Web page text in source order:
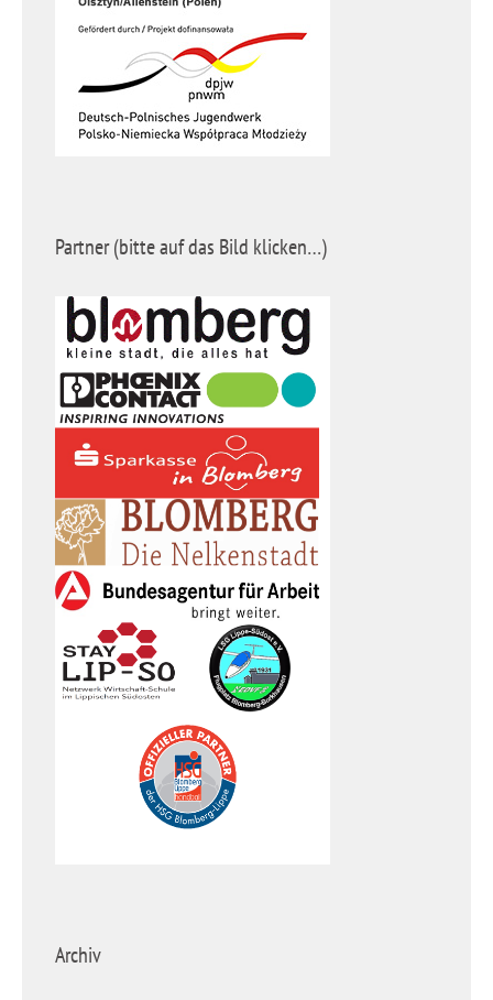
Partner (bitte auf das Bild klicken…)
Archiv